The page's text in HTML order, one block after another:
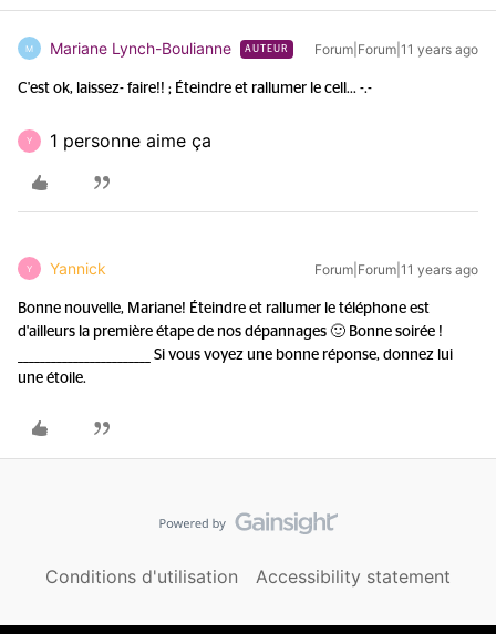
M Mariane Lynch-Boulianne AUTEUR Forum|Forum|11 years ago
C'est ok, laissez- faire!! ; Éteindre et rallumer le cell... -.-
Y 1 personne aime ça
Y Yannick Forum|Forum|11 years ago
Bonne nouvelle, Mariane! Éteindre et rallumer le téléphone est
d'ailleurs la première étape de nos dépannages 🙂 Bonne soirée !
________________________ Si vous voyez une bonne réponse, donnez lui
une étoile.
Conditions d'utilisation Accessibility statement